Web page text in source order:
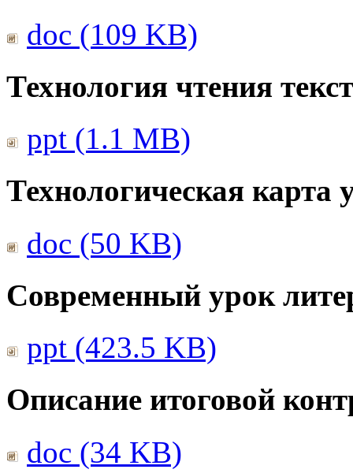
doc (109 KB)
Технология чтения
ppt (1.1 MB)
Технологическая карта
doc (50 KB)
Современный урок
ppt (423.5 KB)
Описание итоговой
doc (34 KB)